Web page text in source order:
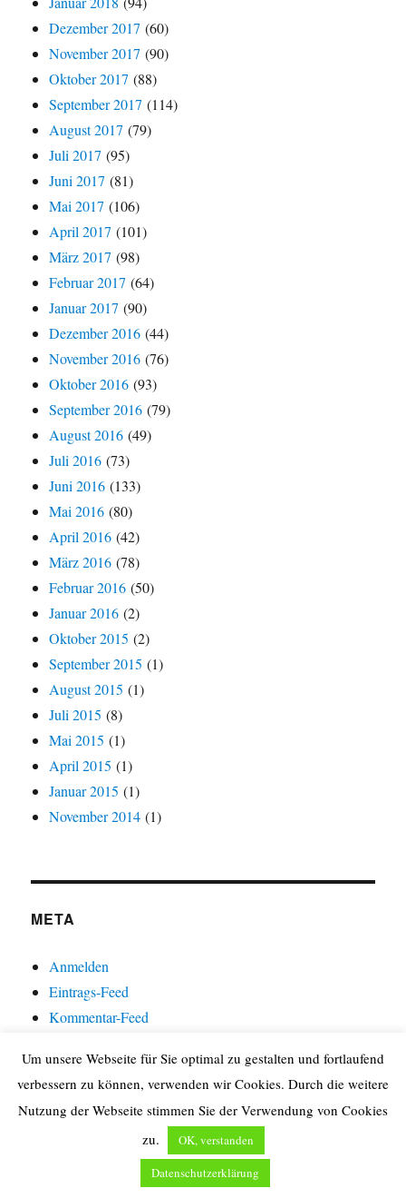
Dezember 2017 (60)
November 2017 (90)
Oktober 2017 (88)
September 2017 (114)
August 2017 (79)
Juli 2017 (95)
Juni 2017 (81)
Mai 2017 (106)
April 2017 (101)
März 2017 (98)
Februar 2017 (64)
Januar 2017 (90)
Dezember 2016 (44)
November 2016 (76)
Oktober 2016 (93)
September 2016 (79)
August 2016 (49)
Juli 2016 (73)
Juni 2016 (133)
Mai 2016 (80)
April 2016 (42)
März 2016 (78)
Februar 2016 (50)
Januar 2016 (2)
Oktober 2015 (2)
September 2015 (1)
August 2015 (1)
Juli 2015 (8)
Mai 2015 (1)
April 2015 (1)
Januar 2015 (1)
November 2014 (1)
META
Anmelden
Eintrags-Feed
Kommentar-Feed
Um unsere Webseite für Sie optimal zu gestalten und fortlaufend
verbessern zu können, verwenden wir Cookies. Durch die weitere
Nutzung der Webseite stimmen Sie der Verwendung von Cookies
zu.
OK, verstanden
Datenschutzerklärung